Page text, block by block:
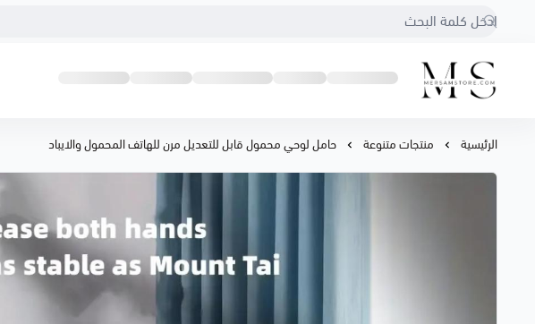
متجر مرسام
الرئيسية منتجات متنوعة حامل لوحي محمول قابل للتعديل مرن للهاتف المحمول والايباد